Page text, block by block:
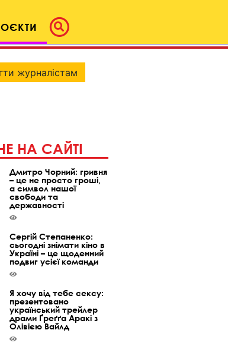
журналістам
НА САЙТІ
Дмитро Чорний: гривня
– це не просто гроші,
а символ нашої
свободи та
державності
Сергій Степаненко:
сьогодні знімати кіно в
Україні – це щоденний
подвиг усієї команди
Я хочу від тебе сексу:
презентовано
український трейлер
драми Ґреґґа Аракі з
Олівією Вайлд